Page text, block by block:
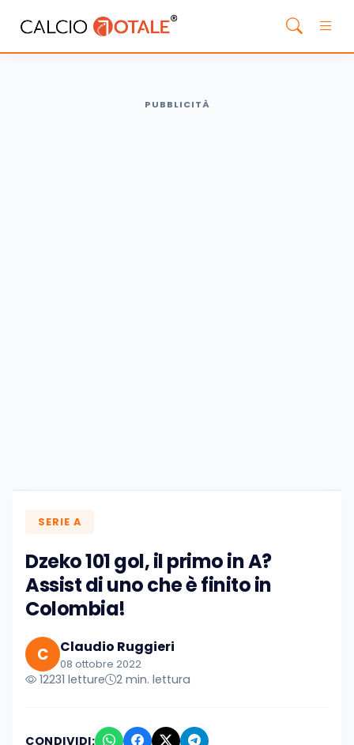
PUBBLICITÀ
SERIE A
Dzeko 101 gol, il primo in A?
Assist di uno che è finito in
Colombia!
C Claudio Ruggieri
08 ottobre 2022
12231 letture 2 min. lettura
CONDIVIDI: